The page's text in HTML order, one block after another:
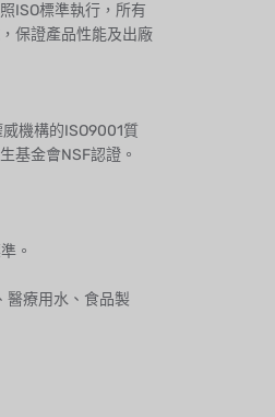
ISO標準執行，所有
保證產品性能及出廠
機構的ISO9001質
基金會NSF認證。
。
醫療用水、食品製